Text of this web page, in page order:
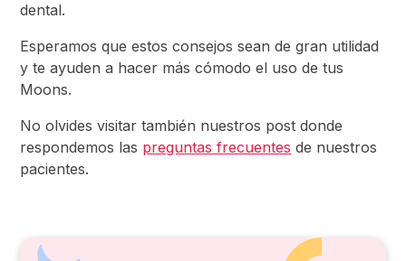
dental.
Esperamos que estos consejos sean de gran utilidad
y te ayuden a hacer más cómodo el uso de tus
Moons.
No olvides visitar también nuestros post donde
respondemos las preguntas frecuentes de nuestros
pacientes.